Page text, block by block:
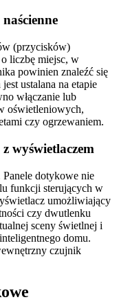
(przycisków)
liczbę miejsc, w
powinien znaleźć się
ustalana na etapie
włączanie lub
oświetleniowych,
czy ogrzewaniem.
wyświetlaczem
dotykowe nie
funkcji sterujących w
umożliwiający
czy dwutlenku
sceny świetlnej i
domu.
czujnik